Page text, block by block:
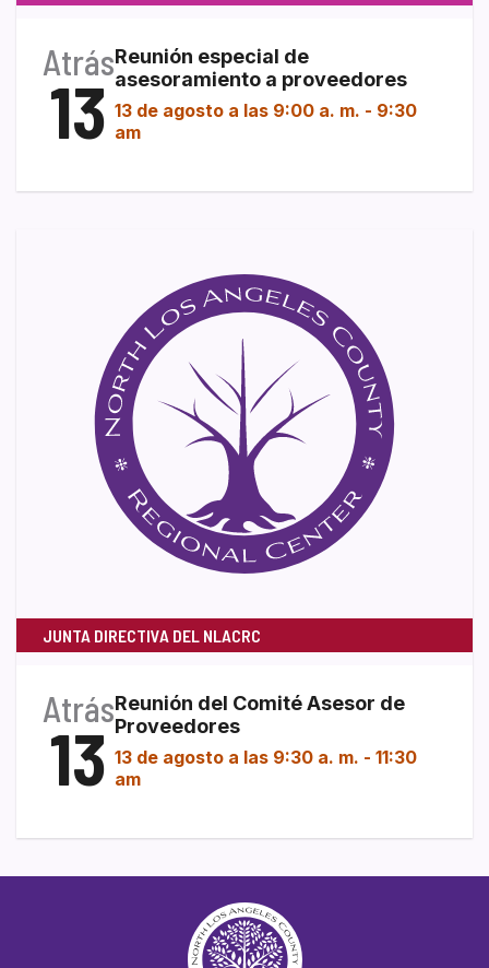
Atrás
13
Reunión especial de
asesoramiento a proveedores
13 de agosto a las 9:00 a. m. - 9:30
am
JUNTA DIRECTIVA DEL NLACRC
Atrás
13
Reunión del Comité Asesor de
Proveedores
13 de agosto a las 9:30 a. m. - 11:30
am